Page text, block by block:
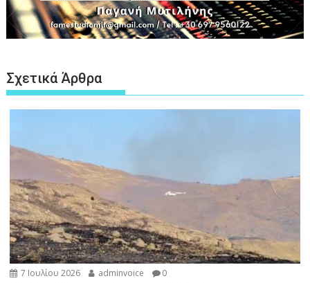
Σχετικά Άρθρα
7 Ιουλίου 2026 adminvoice 0